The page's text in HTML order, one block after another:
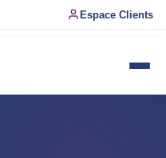
Espace Clients